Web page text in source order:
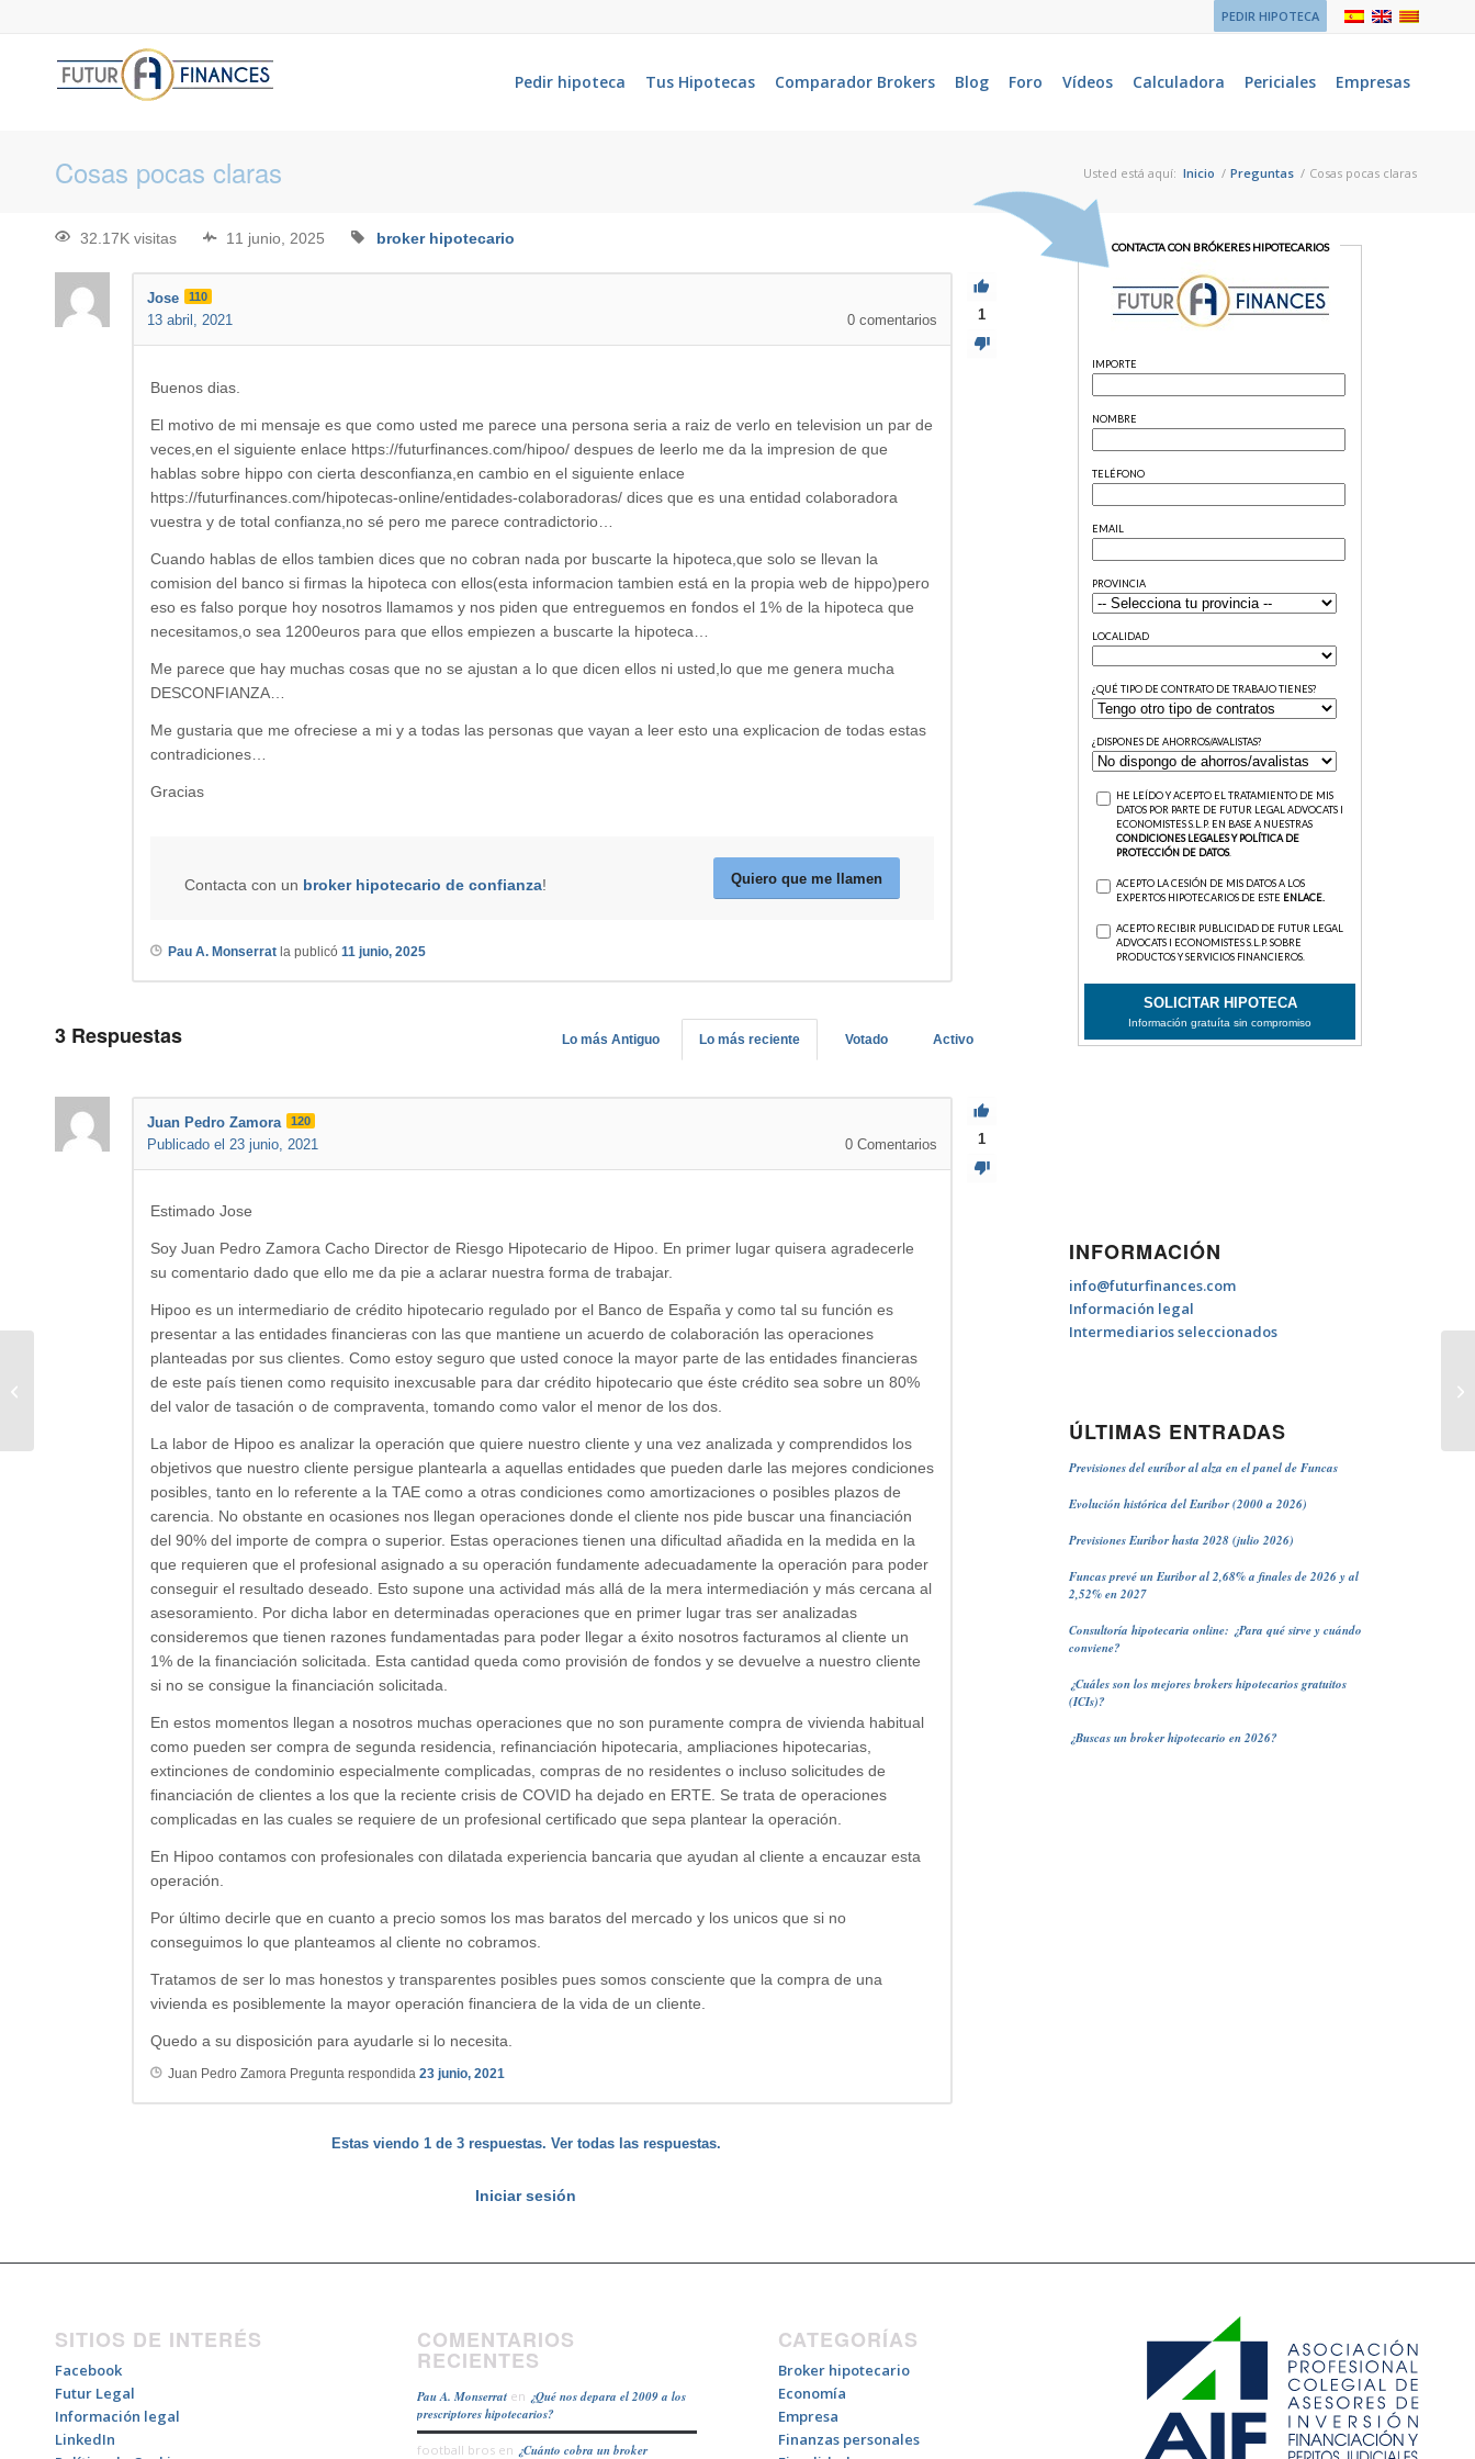
PEDIR HIPOTECA
Pedir hipoteca Tus Hipotecas Comparador Brokers Blog Foro Vídeos Calculadora Periciales Empresas
Cosas pocas claras Usted está aquí: Inicio / Preguntas / Cosas pocas claras
32.17K visitas 11 junio, 2025 broker hipotecario
1
Jose 110
13 abril, 2021 0 comentarios
Buenos dias.
El motivo de mi mensaje es que como usted me parece una persona seria a raiz de verlo en television un par de
veces,en el siguiente enlace https://futurfinances.com/hipoo/ despues de leerlo me da la impresion de que
hablas sobre hippo con cierta desconfianza,en cambio en el siguiente enlace
https://futurfinances.com/hipotecas-online/entidades-colaboradoras/ dices que es una entidad colaboradora
vuestra y de total confianza,no sé pero me parece contradictorio…
Cuando hablas de ellos tambien dices que no cobran nada por buscarte la hipoteca,que solo se llevan la
comision del banco si firmas la hipoteca con ellos(esta informacion tambien está en la propia web de hippo)pero
eso es falso porque hoy nosotros llamamos y nos piden que entreguemos en fondos el 1% de la hipoteca que
necesitamos,o sea 1200euros para que ellos empiezen a buscarte la hipoteca…
Me parece que hay muchas cosas que no se ajustan a lo que dicen ellos ni usted,lo que me genera mucha
DESCONFIANZA…
Me gustaria que me ofreciese a mi y a todas las personas que vayan a leer esto una explicacion de todas estas
contradiciones…
Gracias
Contacta con un broker hipotecario de confianza! Quiero que me llamen
Pau A. Monserrat la publicó 11 junio, 2025
3 Respuestas Activo
Votado
Lo más reciente
Lo más Antiguo
1
Juan Pedro Zamora 120
Publicado el 23 junio, 2021 0 Comentarios
Estimado Jose
Soy Juan Pedro Zamora Cacho Director de Riesgo Hipotecario de Hipoo. En primer lugar quisera agradecerle
su comentario dado que ello me da pie a aclarar nuestra forma de trabajar.
Hipoo es un intermediario de crédito hipotecario regulado por el Banco de España y como tal su función es
presentar a las entidades financieras con las que mantiene un acuerdo de colaboración las operaciones
planteadas por sus clientes. Como estoy seguro que usted conoce la mayor parte de las entidades financieras
de este país tienen como requisito inexcusable para dar crédito hipotecario que éste crédito sea sobre un 80%
del valor de tasación o de compraventa, tomando como valor el menor de los dos.
La labor de Hipoo es analizar la operación que quiere nuestro cliente y una vez analizada y comprendidos los
objetivos que nuestro cliente persigue plantearla a aquellas entidades que pueden darle las mejores condiciones
posibles, tanto en lo referente a la TAE como a otras condiciones como amortizaciones o posibles plazos de
carencia. No obstante en ocasiones nos llegan operaciones donde el cliente nos pide buscar una financiación
del 90% del importe de compra o superior. Estas operaciones tienen una dificultad añadida en la medida en la
que requieren que el profesional asignado a su operación fundamente adecuadamente la operación para poder
conseguir el resultado deseado. Esto supone una actividad más allá de la mera intermediación y más cercana al
asesoramiento. Por dicha labor en determinadas operaciones que en primer lugar tras ser analizadas
consideremos que tienen razones fundamentadas para poder llegar a éxito nosotros facturamos al cliente un
1% de la financiación solicitada. Esta cantidad queda como provisión de fondos y se devuelve a nuestro cliente
si no se consigue la financiación solicitada.
En estos momentos llegan a nosotros muchas operaciones que no son puramente compra de vivienda habitual
como pueden ser compra de segunda residencia, refinanciación hipotecaria, ampliaciones hipotecarias,
extinciones de condominio especialmente complicadas, compras de no residentes o incluso solicitudes de
financiación de clientes a los que la reciente crisis de COVID ha dejado en ERTE. Se trata de operaciones
complicadas en las cuales se requiere de un profesional certificado que sepa plantear la operación.
En Hipoo contamos con profesionales con dilatada experiencia bancaria que ayudan al cliente a encauzar esta
operación.
Por último decirle que en cuanto a precio somos los mas baratos del mercado y los unicos que si no
conseguimos lo que planteamos al cliente no cobramos.
Tratamos de ser lo mas honestos y transparentes posibles pues somos consciente que la compra de una
vivienda es posiblemente la mayor operación financiera de la vida de un cliente.
Quedo a su disposición para ayudarle si lo necesita.
Juan Pedro Zamora Pregunta respondida 23 junio, 2021
Estas viendo 1 de 3 respuestas. Ver todas las respuestas.
Iniciar sesión
INFORMACIÓN
info@futurfinances.com
Información legal
Intermediarios seleccionados
ÚLTIMAS ENTRADAS
Previsiones del euríbor al alza en el panel de Funcas
Evolución histórica del Euribor (2000 a 2026)
Previsiones Euribor hasta 2028 (julio 2026)
Funcas prevé un Euribor al 2,68% a finales de 2026 y al
2,52% en 2027
Consultoría hipotecaria online: ¿Para qué sirve y cuándo
conviene?
¿Cuáles son los mejores brokers hipotecarios gratuitos
(ICIs)?
¿Buscas un broker hipotecario en 2026?
SITIOS DE INTERÉS
Facebook
Futur Legal
Información legal
LinkedIn
COMENTARIOS
RECIENTES
Pau A. Monserraten ¿Qué nos depara el 2009 a los
prescriptores hipotecarios?
football brosen ¿Cuánto cobra un broker
CATEGORÍAS
Broker hipotecario
Economía
Empresa
Finanzas personales
duda sobre hipoteca primera